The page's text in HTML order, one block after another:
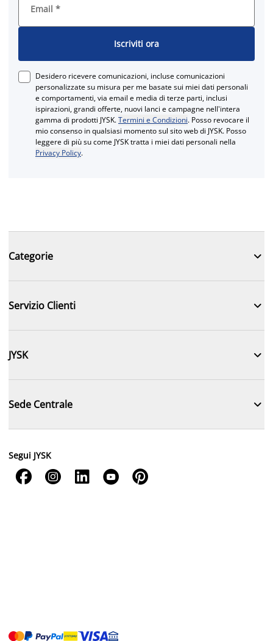
Email *
Iscriviti ora
Desidero ricevere comunicazioni, incluse comunicazioni
personalizzate su misura per me basate sui miei dati personali
e comportamenti, via email e media di terze parti, inclusi
ispirazioni, grandi offerte, nuovi lanci e campagne nell'intera
gamma di prodotti JYSK.Termini e Condizioni. Posso revocare il
mio consenso in qualsiasi momento sul sito web di JYSK. Posso
leggere di più su come JYSK tratta i miei dati personali nella
Privacy Policy.
Categorie 
Servizio Clienti 
JYSK 
Sede Centrale 
Segui JYSK
    